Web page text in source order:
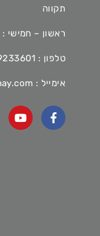
תקווה
ראשון – חמישי : 08:00-17:00
טלפון :
אימייל :